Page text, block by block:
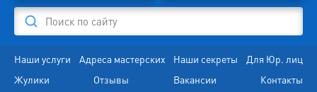
Поиск по сайту
Наши услуги Адреса мастерских Наши секреты
Для Юр. лиц
Жулики
Отзывы Вакансии
Контакты